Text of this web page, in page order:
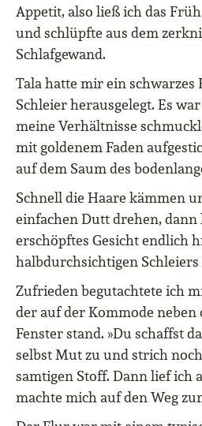
Appetit, also ließ ich das
und schlüpfte aus dem
Schlafgewand.
Tala hatte mir ein schwarzes
Schleier herausgelegt. Es
meine Verhältnisse
mit goldenem Faden
auf dem Saum des
Schnell die Haare kämmen
einfachen Dutt drehen,
erschöpftes Gesicht endlich
halbdurchsichtigen Schleiers
Zufrieden begutachtete ich
der auf der Kommode
Fenster stand. »Du schaffst
selbst Mut zu und strich
samtigen Stoff. Dann lief ich
machte mich auf den Weg